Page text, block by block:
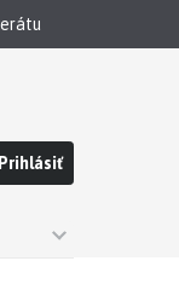
Prihlásiť